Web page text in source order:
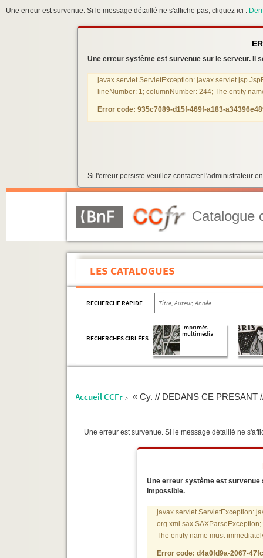
Une erreur est survenue. Si le message détaillé ne s'affiche pas, cliquez ici :
Une erreur système est survenue sur le serveur. Il
javax.servlet.ServletException:
lineNumber: 1; columnNumber: 244; The entity
Error code: 935c7089-d15f-469f-a183-
Si l'erreur persiste veuillez contacter l'administrateur
Catalogue
LES CATALOGUES
RECHERCHE RAPIDE
RECHERCHES CIBLÉES
Imprimés
multimédia
Accueil CCFr > « Cy. // DEDANS CE PRESANT
Une erreur est survenue. Si le message détaillé ne
Une erreur système est survenue
impossible.
javax.servlet.ServletException:
The entity name must
Error code: d4a0fd9a-2067-